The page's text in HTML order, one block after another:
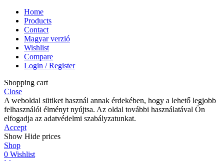
Home
Products
Contact
Magyar verzió
Wishlist
Compare
Login / Register
Shopping cart
Close
A weboldal sütiket használ annak érdekében, hogy a lehető legjobb
felhasználói élményt nyújtsa. Az oldal további használatával Ön
elfogadja az adatvédelmi szabályzatunkat.
Accept
Show Hide prices
Shop
0 Wishlist